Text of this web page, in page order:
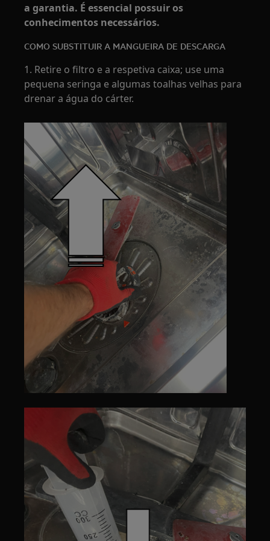
a garantia. É essencial possuir os
conhecimentos necessários.
COMO SUBSTITUIR A MANGUEIRA DE DESCARGA
1. Retire o filtro e a respetiva caixa; use uma
pequena seringa e algumas toalhas velhas para
drenar a água do cárter.